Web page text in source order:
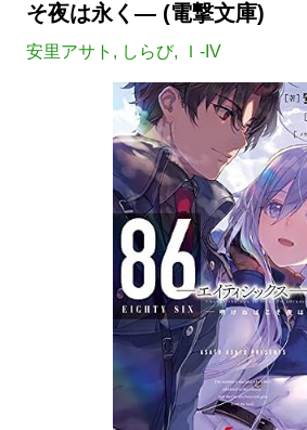
そ夜は永く― (電撃文庫)
安里アサト , しらび, Ｉ-IV